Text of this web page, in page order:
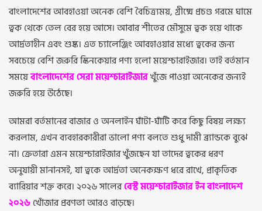
বাংলাদেশের আবহাওয়া অনেক বেশি বৈচিত্র্যময়, গ্রীষ্মে প্রচণ্ড গরমে ঘামে
ত্বক থেকে তেল বের হয়ে আসে। আবার শীতের মৌসুমে ত্বক হয়ে থাকে
আর্দ্রতাহীন এবং শুষ্ক। এত চ্যালেঞ্জিং আবহাওয়ার মধ্যে ত্বকের জন্য
সবচেয়ে বেশি জরুরি স্কিনকেয়ার পণ্য হলো ময়েশ্চারাইজার। তাই বর্তমান
সময়েবাংলাদেশের সেরা ময়েশ্চারাইজারখুঁজে পাওয়া অনেকের জন্যই
জরুরি হয়ে উঠেছে।
আমরা বর্তমানের বাজার ও অনলাইন ঘাঁটা-ঘাঁটি করে কিছু বিষয় লক্ষ্য
করলাম, এখন ব্যবহারকারীরা ভালো পণ্য বলতে শুধু দামী ব্র্যান্ডকে বুঝে
না। ক্রেতারা এমন ময়েশ্চারাইজার খুঁজছেন যা তাদের ত্বকের ধরণ
অনুযায়ী মানানসই, যা ত্বকে আর্দ্রতা অনেকক্ষণ ধরে রাখে, প্রাকৃতিক
ব্যারিয়ার শক্ত করে। ২০২৬ সালেরবেস্ট ময়েশ্চারাইজার ইন বাংলাদেশ
২০২৬খোঁজার প্রবণতা আরও বাড়ছে।